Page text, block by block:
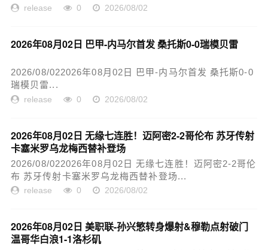
release 0 2026/08/02
2026年08月02日 巴甲-内马尔首发 桑托斯0-0瑞模贝雷
2026/08/022026年08月02日 巴甲-内马尔首发 桑托斯0-0
瑞模贝雷...
release 0 2026/08/02
2026年08月02日 无缘七连胜！迈阿密2-2哥伦布 苏牙传射
卡塞米罗乌龙梅西替补登场
2026/08/022026年08月02日 无缘七连胜！迈阿密2-2哥伦
布 苏牙传射卡塞米罗乌龙梅西替补登场...
release 0 2026/08/02
2026年08月02日 美职联-孙兴慜转身爆射&穆勒点射破门
温哥华白浪1-1洛杉矶